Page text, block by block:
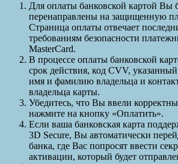
Для оплаты банковской картой Вы
перенаправлены на защищенную
Страница оплаты отвечает
требованиям безопасности
MasterCard.
В процессе оплаты банковской
срок действия, код CVV,
имя и фамилию владельца и
владельца карты.
Убедитесь, что Вы ввели
нажмите на кнопку «Оплатить».
Если ваша банковская карта
3D Secure, Вы автоматически
банка, где Вас попросят ввести
активации, который будет